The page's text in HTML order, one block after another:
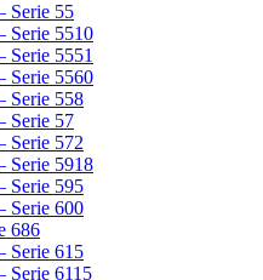
Serie 55
Serie 5510
Serie 5551
Serie 5560
Serie 558
Serie 57
Serie 572
Serie 5918
Serie 595
Serie 600
686
Serie 615
Serie 6115